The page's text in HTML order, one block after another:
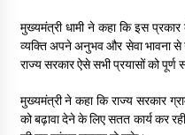
Thought Of
May 9,
मुख्यमंत्री धामी ने कहा कि इस
व्यक्ति अपने अनुभव और सेवा भावना से
राज्य सरकार ऐसे सभी प्रयासों को पूर्ण
मुख्यमंत्री ने कहा कि राज्य सरकार
को बढ़ावा देने के लिए सतत कार्य कर